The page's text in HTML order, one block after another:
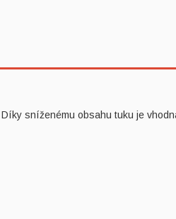
sníženému obsahu tuku je